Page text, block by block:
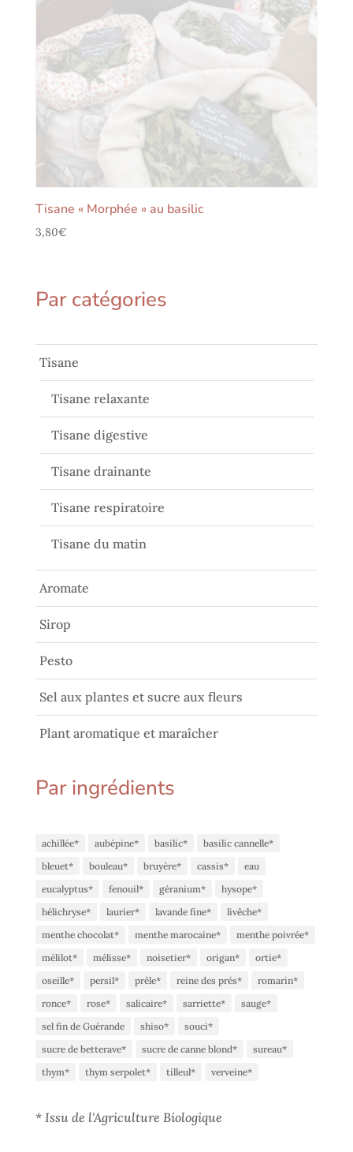
Tisane « Morphée » au basilic
3,80€
Par catégories
Tisane
Tisane relaxante
Tisane digestive
Tisane drainante
Tisane respiratoire
Tisane du matin
Aromate
Sirop
Pesto
Sel aux plantes et sucre aux fleurs
Plant aromatique et maraîcher
Par ingrédients
achillée* aubépine* basilic*
basilic cannelle*
bleuet*
bouleau* bruyère* cassis*
eau
eucalyptus*
fenouil* géranium*
hysope*
hélichryse*
laurier* lavande fine*
livêche*
menthe chocolat*
menthe marocaine*
menthe poivrée*
mélilot*
mélisse* noisetier* origan*
ortie*
oseille*
persil* prêle* reine des prés*
romarin*
ronce*
rose* salicaire* sarriette*
sauge*
sel fin de Guérande
shiso*
souci*
sucre de betterave*
sucre de canne blond*
sureau*
thym*
thym serpolet* tilleul* verveine*
* Issu de l'Agriculture Biologique